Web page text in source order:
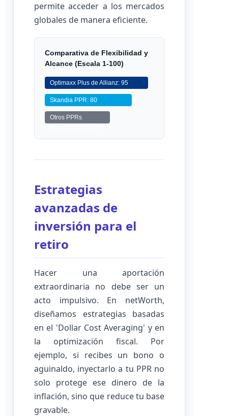
permite acceder a los mercados
globales de manera eficiente.
Comparativa de Flexibilidad y
Alcance (Escala 1-100)
Optimaxx Plus de Allianz: 95
Skandia PPR: 80
Otros PPRs
Estrategias
avanzadas de
inversión para el
retiro
Hacer una aportación
extraordinaria no debe ser un
acto impulsivo. En netWorth,
diseñamos estrategias basadas
en el 'Dollar Cost Averaging' y en
la optimización fiscal. Por
ejemplo, si recibes un bono o
aguinaldo, inyectarlo a tu PPR no
solo protege ese dinero de la
inflación, sino que reduce tu base
gravable.